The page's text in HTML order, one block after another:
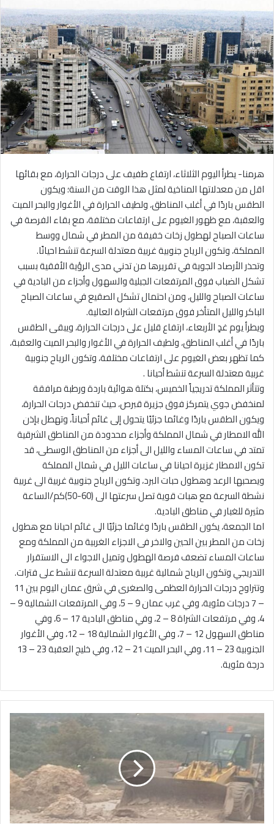
هرمنا- يطرأ اليوم الثلاثاء، ارتفاع طفيف على درجات الحرارة، مع بقائها
اقل من معدلاتها المناخية لمثل هذا الوقت من السنة؛ ويكون
الطقس باردًا في أغلب المناطق، ولطيف الحرارة في الأغوار والبحر الميت
والعقبة، مع ظهور الغيوم على ارتفاعات مختلفة، مع بقاء الفرصة في
ساعات الصباح لهطول زخات خفيفة من المطر في شمال ووسط
المملكة، وتكون الرياح جنوبية غربية معتدلة السرعة تنشط احيانًا.
وتحذر الأرصاد الجوية في تقريرها من تدني مدى الرؤية الأفقية بسبب
تشكل الضباب فوق المرتفعات الجبلية والسهول وأجزاء من البادية في
ساعات الصباح والليل، ومن احتمال تشكل الصقيع في ساعات الصباح
الباكر والليل المتأخر فوق مرتفعات الشراة العالية.
ويطرأ يوم غدٍ الأربعاء، ارتفاع قليل على درجات الحرارة، ويبقى الطقس
باردًا في أغلب المناطق، ولطيف الحرارة في الأغوار والبحر الميت والعقبة،
كما تظهر بعض الغيوم على ارتفاعات مختلفة، وتكون الرياح جنوبية
غربية معتدلة السرعة تنشط أحيانا .
وتتأثر المملكة تدريجياً الخميس، بكتلة هوائية باردة ورطبة مرافقة
لمنخفض جوي يتمركز فوق جزيرة قبرص، حيث تنخفض درجات الحرارة،
ويكون الطقس باردًا وغائما جزئيًا يتحول إلى غائم أحياناً، وتهطل بإذن
اللّٰه الامطار في شمال المملكة وأجزاء محدودة من المناطق الشرقية
تمتد في ساعات المساء والليل الى أجزاء من المناطق الوسطى، قد
تكون الامطار غزيرة احيانا في ساعات الليل في شمال المملكة
ويصحبها الرعد وهطول حبات البرد، وتكون الرياح جنوبية غربية الى غربية
نشطة السرعة مع هبات قوية تصل سرعتها الى (60-50)كم/الساعة
مثيرة للغبار في مناطق البادية.
اما الجمعة، يكون الطقس باردًا وغائما جزئيًا الى غائم احيانا مع هطول
زخات من المطر بين الحين والاخر فى الاجزاء الغربية من المملكة ومع
ساعات المساء تضعف فرصة الهطول وتميل الاجواء الى الاستقرار
التدريجي وتكون الرياح شمالية غربية معتدلة السرعة تنشط على فترات.
وتتراوح درجات الحرارة العظمى والصغرى في شرق عمان اليوم بين 11
– 7 درجات مئوية، وفي غرب عمان 9 – 5، وفي المرتفعات الشمالية 9 –
4، وفي مرتفعات الشراة 8 – 2، وفي مناطق البادية 17 – 6، وفي
مناطق السهول 12 – 7، وفي الأغوار الشمالية 18 – 12، وفي الأغوار
الجنوبية 23 – 11، وفي البحر الميت 21 – 12، وفي خليج العقبة 23 – 13
درجة مئوية.
ل
د
ة
ل